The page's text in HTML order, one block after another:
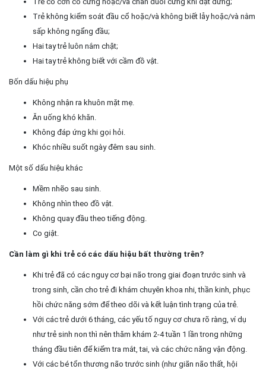
Trẻ không kiểm soát đầu cổ hoặc/và không biết lẫy hoặc/và nằm
sấp không ngẩng đầu;
Hai tay trẻ luôn nắm chặt;
Hai tay trẻ không biết với cầm đồ vật.
Bốn dấu hiệu phụ
Không nhận ra khuôn mặt mẹ.
Ăn uống khó khăn.
Không đáp ứng khi gọi hỏi.
Khóc nhiều suốt ngày đêm sau sinh.
Một số dấu hiệu khác
Mềm nhẽo sau sinh.
Không nhìn theo đồ vật.
Không quay đầu theo tiếng động.
Co giật.
Cần làm gì khi trẻ có các dấu hiệu bất thường trên?
Khi trẻ đã có các nguy cơ bại não trong giai đoạn trước sinh và
trong sinh, cần cho trẻ đi khám chuyên khoa nhi, thần kinh, phục
hồi chức năng sớm để theo dõi và kết luận tình trạng của trẻ.
Với các trẻ dưới 6 tháng, các yếu tố nguy cơ chưa rõ ràng, ví dụ
như trẻ sinh non thì nên thăm khám 2-4 tuần 1 lần trong những
tháng đầu tiên để kiểm tra mắt, tai, và các chức năng vận động.
Với các bé tổn thương não trước sinh (như giãn não thất, hội